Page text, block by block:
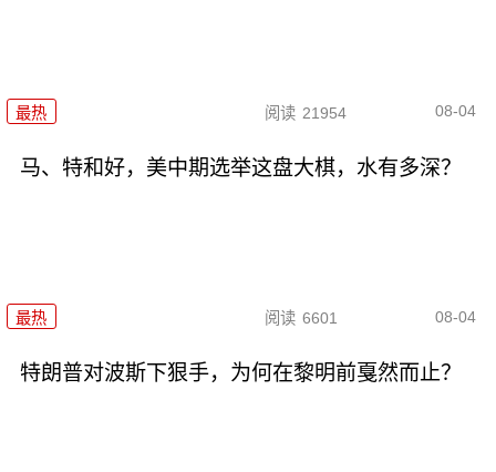
最热 阅读 21954 08-04
马、特和好，美中期选举这盘大棋，水有多深？
最热 阅读 6601 08-04
特朗普对波斯下狠手，为何在黎明前戛然而止？